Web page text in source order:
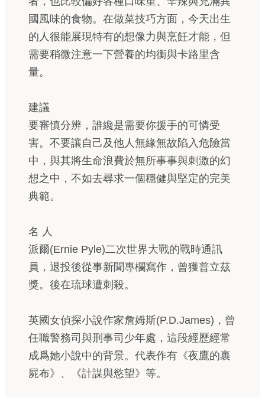
國風味的食物。在做菜技巧方面，今天出生
的人很能展現特有的想像力與烹飪才能，但
需要稍微注意一下營養的均衡與卡路里含
量。
建議
要審慎分辨，誰纔是需要你援手的可憐受
害。不要讓自己及他人無緣無故陷入危險當
中，與其將生命浪費於無所事事與刺激的幻
想之中，不如去尋求一個穩健與堅定的完美
典範。
名 人
派爾(Ernie Pyle)二次世界大戰的戰時通訊
員，退投後從事新聞專欄寫作，曾獲普立茲
獎。後在琉球遭刺殺。
英國女偵探小說作家詹姆斯(P.D.James)，曾
任職警務司與刑事司少年處，這段經歷經常
成爲她小說中的背景。代表作有《夜鷹的裹
屍布》、《計謀與慾望》等。